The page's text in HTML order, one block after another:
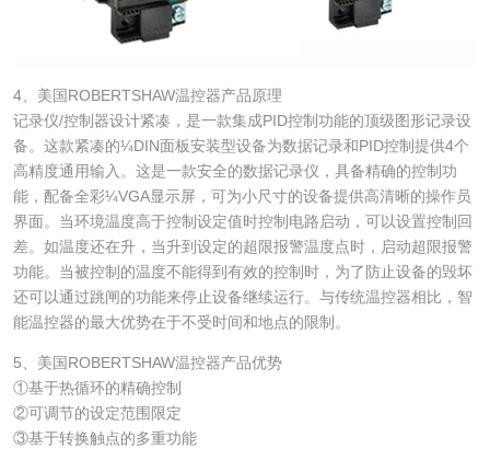
4、美国ROBERTSHAW温控器产品原理
记录仪/控制器设计紧凑，是一款集成PID控制功能的顶级图形记录设
备。这款紧凑的¼DIN面板安装型设备为数据记录和PID控制提供4个
高精度通用输入。这是一款安全的数据记录仪，具备精确的控制功
能，配备全彩¼VGA显示屏，可为小尺寸的设备提供高清晰的操作员
界面。当环境温度高于控制设定值时控制电路启动，可以设置控制回
差。如温度还在升，当升到设定的超限报警温度点时，启动超限报警
功能。当被控制的温度不能得到有效的控制时，为了防止设备的毁坏
还可以通过跳闸的功能来停止设备继续运行。与传统温控器相比，智
能温控器的最大优势在于不受时间和地点的限制。
5、美国ROBERTSHAW温控器产品优势
①基于热循环的精确控制
②可调节的设定范围限定
③基于转换触点的多重功能